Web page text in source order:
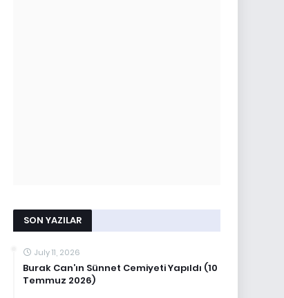
SON YAZILAR
July 11, 2026
Burak Can’ın Sünnet Cemiyeti Yapıldı (10
Temmuz 2026)